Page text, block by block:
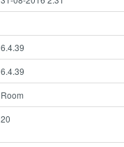
6.4.39
6.4.39
Room
20